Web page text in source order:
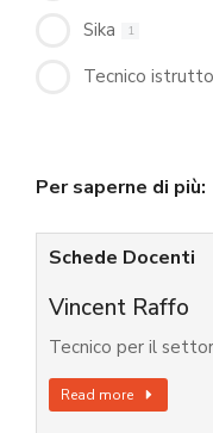
Sika 1
Tecnico
Per saperne di più:
Schede Docenti
Vincent Raffo
Tecnico per il
Read more